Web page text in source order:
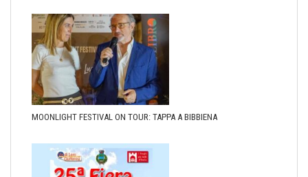
MOONLIGHT FESTIVAL ON TOUR: TAPPA A BIBBIENA